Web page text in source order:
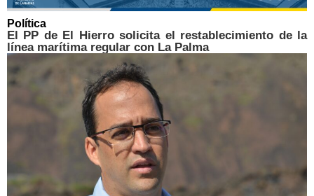
Política
El PP de El Hierro solicita el restablecimiento de la
línea marítima regular con La Palma